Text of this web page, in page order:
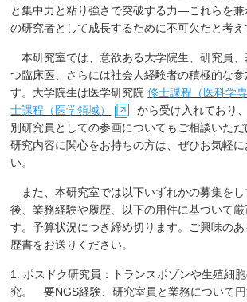
と集中力と粘り強さで突破する力―これらを
の研究者として成長するために不可欠だと考え
本研究室では、意欲ある大学院生、研究員、
つ臨床医、さらには社会人経験者の積極的な参
す。大学院生は医学研究院修士課程（医科学
士課程（医学領域）
から受け入れており
別研究員としての参画についてもご相談いた
研究内容に関心をお持ちの方は、ぜひお気軽
い。
また、本研究室では以下いずれかの募集を
後、業務経験や履歴、以下の用件に基づいて
す。予算状況につき締め切ります。ご興味の
歴書をお送りください。
1. ポスドク研究員：トランスポゾンや生殖細
究。 要NGS経験、研究室員と業務について